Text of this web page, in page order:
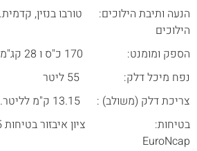
הילוכים
הספק ומומנט: 170 כ"ס ו 28 קג"מ
נפח מיכל דלק: 55 ליטר
צריכת דלק (משולב) : 13.15 ק"מ לליטר. WLTP
EuroNcap